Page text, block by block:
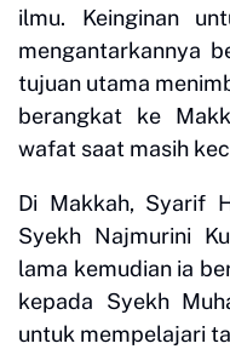
ilmu. Keinginan
mengantarkannya
tujuan utama
berangkat ke
wafat saat masih
Di Makkah, Syarif
Syekh Najmurini
lama kemudian ia
kepada Syekh
untuk mempelajari